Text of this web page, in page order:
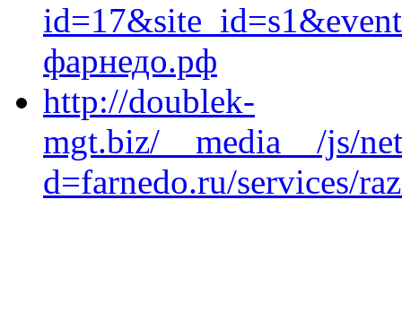
фарнедо.рф
http://doublek-
mgt.biz/__media__/js/
d=farnedo.ru/services/